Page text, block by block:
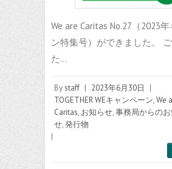
We are Caritas No.27（2023
ン特集号）ができました。
た…
Bystaff | 2023年6月30日
|
TOGETHER WEキャンペーン,We
Caritas, お知らせ,事務局からのお
せ,発行物
|